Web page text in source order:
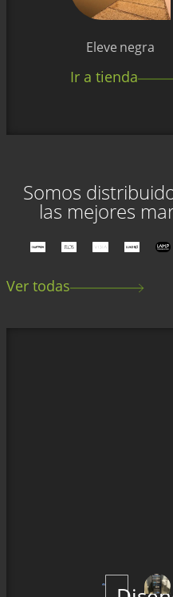
Eleve negra
Ir a tienda
Somos
las mejores
Ver todas